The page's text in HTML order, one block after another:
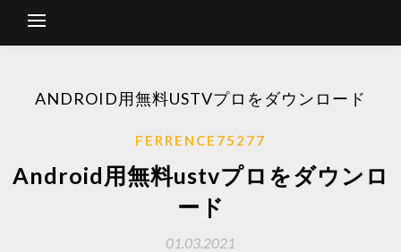
ANDROID用無料USTVプロをダウンロード
FERRENCE75277
Android用無料ustvプロをダウンロ
ード
01.03.2021